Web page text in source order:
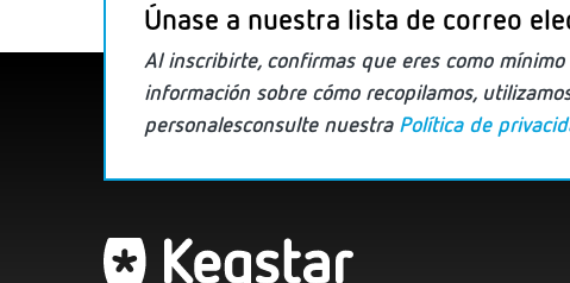
Únase a nuestra lista de correo
Al inscribirte, confirmas que eres como mínimo
información sobre cómo recopilamos,
personalesconsulte nuestra Política de